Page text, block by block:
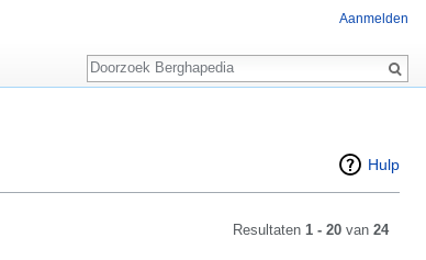
Hulp
Resultaten1 - 20 van24
Aanmelden
Zoeken